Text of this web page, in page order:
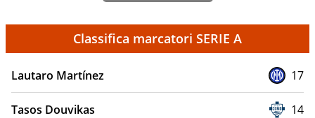
Classifica marcatori SERIE A
Lautaro Martínez 17
Tasos Douvikas 14